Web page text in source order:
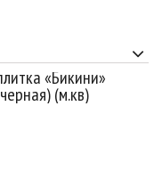
«Бикини»
(м.кв)